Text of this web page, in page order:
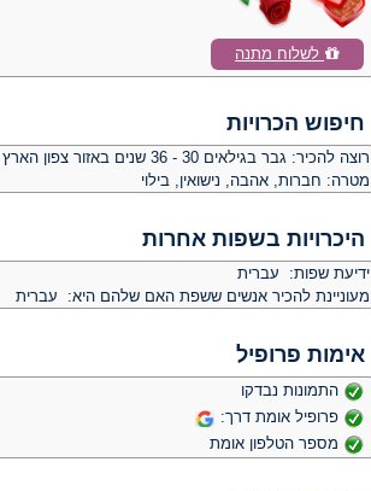
לשלוח מתנה
חיפוש הכרויות
רוצה להכיר: גבר בגילאים 30 - 36 שנים באזור צפון הארץ
מטרה: חברות, אהבה, נישואין, בילוי
היכרויות בשפות אחרות
ידיעת שפות: עברית
מעוניינת להכיר אנשים ששפת האם שלהם היא: עברית
אימות פרופיל
התמונות נבדקו
פרופיל אומת דרך:
מספר הטלפון אומת